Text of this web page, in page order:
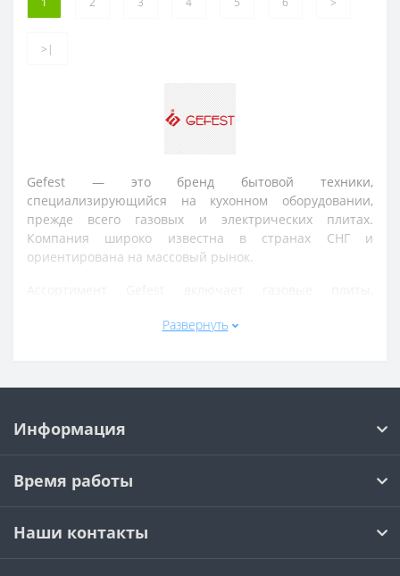
>|
Gefest — это бренд бытовой техники,
специализирующийся на кухонном оборудовании,
прежде всего газовых и электрических плитах.
Компания широко известна в странах СНГ и
ориентирована на массовый рынок.
плиты, вытяжки и другую кухонную технику. Продукция
длительную эксплуатацию в бытовых условиях и
Бренд делает акцент на практичности, долговечности
Развернуть
Информация
Время работы
Наши контакты